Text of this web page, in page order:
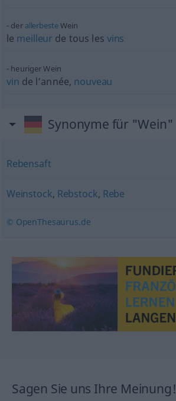
der allerbesteWein
le meilleur de tous les vins
heuriger Wein
vin de l’année, nouveau
Synonyme für "Wein"
Rebensaft
Weinstock, Rebstock, Rebe
© OpenThesaurus.de
Sagen Sie uns Ihre Meinung!